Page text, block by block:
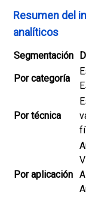
Resumen del
analíticos
Segmentación
Por categoría
Por técnica
Por aplicación